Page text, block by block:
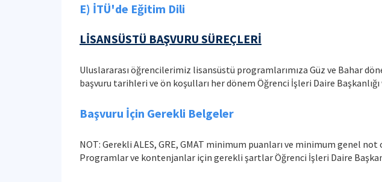
E) İTÜ'de Eğitim Dili
LİSANSÜSTÜ BAŞVURU SÜREÇLERİ
Uluslararası öğrencilerimiz lisansüstü programlarımıza Güz ve Bahar
başvuru tarihleri ve ön koşulları her dönem Öğrenci İşleri Daire
Başvuru İçin Gerekli Belgeler
NOT: Gerekli ALES, GRE, GMAT minimum puanları ve minimum genel
Programlar ve kontenjanlar için gerekli şartlar Öğrenci İşleri Daire